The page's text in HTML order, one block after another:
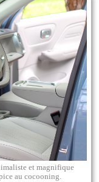
et magnifique
au cocooning.